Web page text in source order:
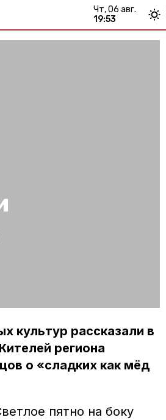
чт, 06 авг.
19:53
культур рассказали в
региона
о «сладких как мёд
пятно на боку